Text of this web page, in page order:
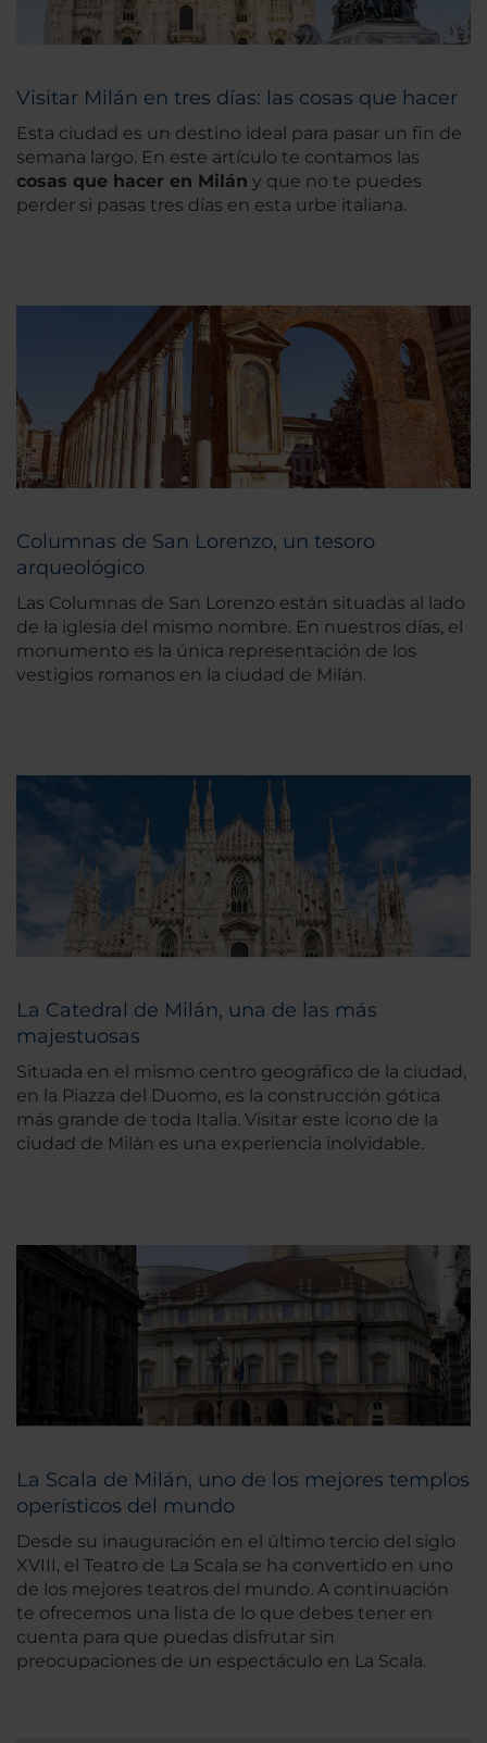
Visitar Milán en tres días: las cosas que hacer
Esta ciudad es un destino ideal para pasar un fin de
semana largo. En este artículo te contamos las
cosas que hacer en Milán y que no te puedes
perder si pasas tres días en esta urbe italiana.
Columnas de San Lorenzo, un tesoro
arqueológico
Las Columnas de San Lorenzo están situadas al lado
de la iglesia del mismo nombre. En nuestros días, el
monumento es la única representación de los
vestigios romanos en la ciudad de Milán.
La Catedral de Milán, una de las más
majestuosas
Situada en el mismo centro geográfico de la ciudad,
en la Piazza del Duomo, es la construcción gótica
más grande de toda Italia. Visitar este icono de la
ciudad de Milán es una experiencia inolvidable.
La Scala de Milán, uno de los mejores templos
operísticos del mundo
Desde su inauguración en el último tercio del siglo
XVIII, el Teatro de La Scala se ha convertido en uno
de los mejores teatros del mundo. A continuación
te ofrecemos una lista de lo que debes tener en
cuenta para que puedas disfrutar sin
preocupaciones de un espectáculo en La Scala.